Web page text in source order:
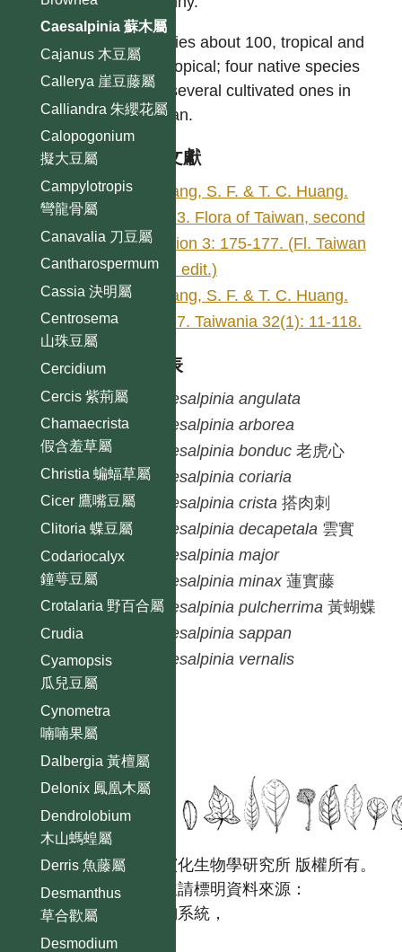
Caesalpinia 蘇木屬
Cajanus 木豆屬
Callerya 崖豆藤屬
Calliandra 朱纓花屬
Calopogonium
擬大豆屬
Campylotropis
彎龍骨屬
Canavalia 刀豆屬
Cantharospermum
Cassia 決明屬
Centrosema
山珠豆屬
Cercidium
Cercis 紫荊屬
Chamaecrista
假含羞草屬
Christia 蝙蝠草屬
Cicer 鷹嘴豆屬
Clitoria 蝶豆屬
Codariocalyx
鐘萼豆屬
Crotalaria 野百合屬
Crudia
Cyamopsis
瓜兒豆屬
Cynometra
喃喃果屬
Dalbergia 黃檀屬
Delonix 鳳凰木屬
Dendrolobium
木山螞蝗屬
Derris 魚藤屬
Desmanthus
草合歡屬
Desmodium
Species about 100, tropical and
subtropical; four native species
and several cultivated ones in
Taiwan.
參考文獻
Huang, S. F. & T. C. Huang.
1993. Flora of Taiwan, second
edition 3: 175-177. (Fl. Taiwan
2nd edit.)
Huang, S. F. & T. C. Huang.
1987. Taiwania 32(1): 11-118.
種列表
Caesalpinia angulata
Caesalpinia arborea
Caesalpinia bonduc 老虎心
Caesalpinia coriaria
Caesalpinia crista 搭肉刺
Caesalpinia decapetala 雲實
Caesalpinia major
Caesalpinia minax 蓮實藤
Caesalpinia pulcherrima 黃蝴蝶
Caesalpinia sappan
Caesalpinia vernalis
國立台灣大學生態學與演化生物學研究所 版權所有。
歡迎引用本網站資料，並請標明資料來源：
【台灣植物資訊整合查詢系統，
https://tai2.ntu.edu.tw。】